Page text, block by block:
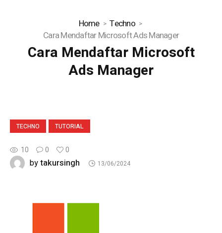
Home
Techno
Cara Mendaftar Microsoft Ads Manager
Cara Mendaftar Microsoft
Ads Manager
TECHNO TUTORIAL
10 0 0
bytakursingh 13/06/2024